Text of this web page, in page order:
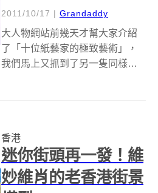
2011/10/17 | Grandaddy
大人物網站前幾天才幫大家介紹
了「十位紙藝家的極致藝術」，
我們馬上又抓到了另一隻同樣
作出充滿幽默感與童趣的紙藝作
品。來自...
香港
迷你街頭再一發！維
妙維肖的老香港街景